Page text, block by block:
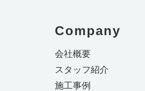
Company
会社概要
スタッフ紹介
施工事例